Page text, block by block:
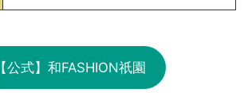
【公式】和FASHION祇園